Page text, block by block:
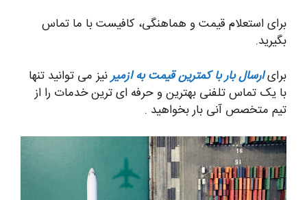
برای استعلام قیمت و هماهنگی، کافیست با ما تماس
بگیرید.
برایارسال بار با کمترین قیمت به ازمیرنیز می توانید تنها
با یک تماس تلفنی بهترین و حرفه ای ترین خدمات را از
تیم متخصص آنی بار بخواهید .